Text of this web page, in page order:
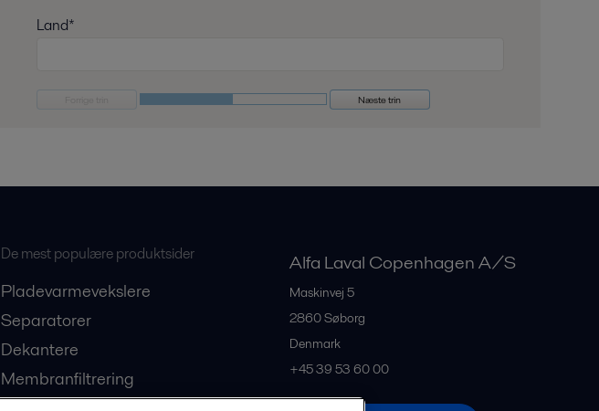
Land*
Næste trin
De mest populære produktsider
Pladevarmevekslere
Separatorer
Dekantere
Membranfiltrering
Alfa Laval Copenhagen A/S
Maskinvej 5
2860Søborg
Denmark
+45 39 53 60 00